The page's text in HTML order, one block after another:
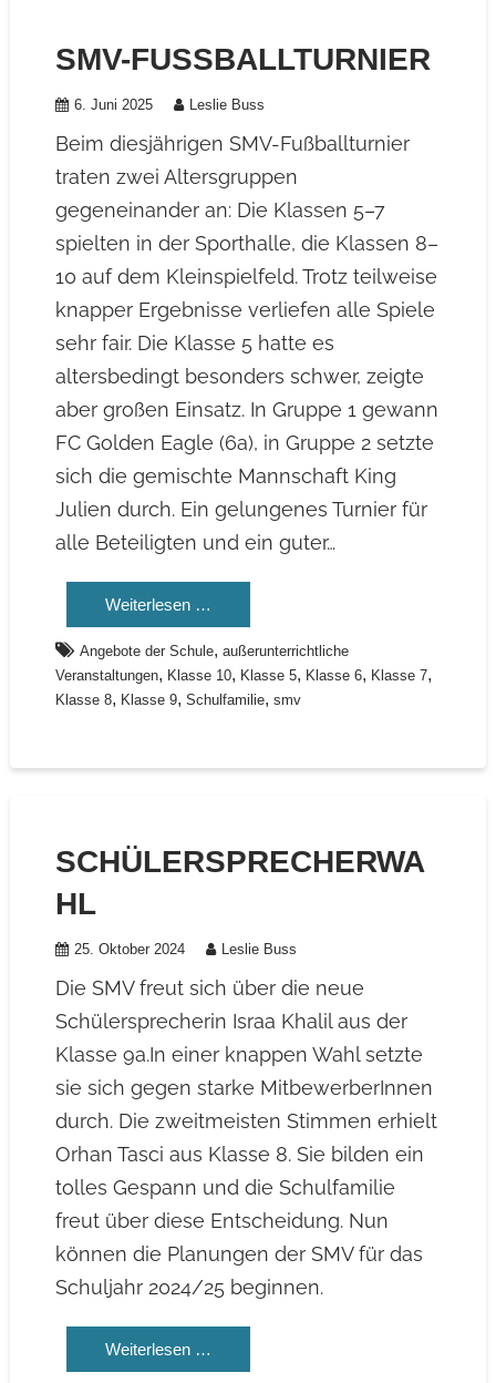
SMV-FUSSBALLTURNIER
6. Juni 2025 Leslie Buss
Beim diesjährigen SMV-Fußballturnier
traten zwei Altersgruppen
gegeneinander an: Die Klassen 5–7
spielten in der Sporthalle, die Klassen 8–
10 auf dem Kleinspielfeld. Trotz teilweise
knapper Ergebnisse verliefen alle Spiele
sehr fair. Die Klasse 5 hatte es
altersbedingt besonders schwer, zeigte
aber großen Einsatz. In Gruppe 1 gewann
FC Golden Eagle (6a), in Gruppe 2 setzte
sich die gemischte Mannschaft King
Julien durch. Ein gelungenes Turnier für
alle Beteiligten und ein guter…
Weiterlesen …
Angebote der Schule, außerunterrichtliche
Veranstaltungen, Klasse 10, Klasse 5, Klasse 6, Klasse 7,
Klasse 8, Klasse 9, Schulfamilie, smv
SCHÜLERSPRECHERWA
HL
25. Oktober 2024 Leslie Buss
Die SMV freut sich über die neue
Schülersprecherin Israa Khalil aus der
Klasse 9a.In einer knappen Wahl setzte
sie sich gegen starke MitbewerberInnen
durch. Die zweitmeisten Stimmen erhielt
Orhan Tasci aus Klasse 8. Sie bilden ein
tolles Gespann und die Schulfamilie
freut über diese Entscheidung. Nun
können die Planungen der SMV für das
Schuljahr 2024/25 beginnen.
Weiterlesen …